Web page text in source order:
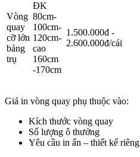
Vòng
quay
cỡ lớn
bảng
trụ
ĐK
80cm-
100cm-
120cm-
cao
160cm
-170cm
1.500.000đ -
2.600.000đ/cái
Giá in vòng quay phụ thuộc vào:
Kích thước vòng quay
Số lượng ô thưởng
Yêu cầu in ấn – thiết kế riêng